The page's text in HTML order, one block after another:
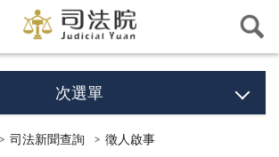
次選單
司法新聞查詢 徵人啟事